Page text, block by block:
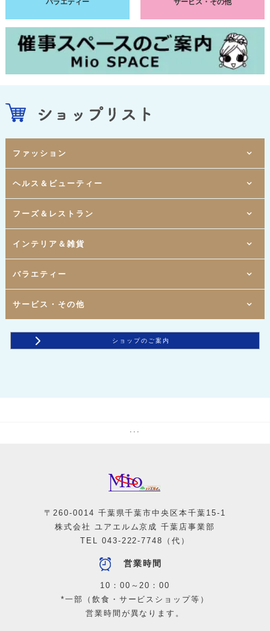
バラエティー サービス・その他
ファッション
Mio1-1F [ レディスウェア ]
DOSCH
Mio1-1F [ レディスウェア ]
ハニーズ
Mio1-1F [ きもの・和装小物 ]
BANKAN わものや
ヘルス＆ビューティー
Mio2-1F [ ヘアカット専門店 ]
ヘアーカット専門店 フレンドリー千葉中央駅店
Mio1-1F [ サプリメント ]
AENA
Mio1-1F [ ドラッグストア ]
マツモトキヨシ
Mio1-1F [ 整体 ]
カラダファクトリー
Mio1-1F [ 化粧品 ]
コスメティック シャイン
フーズ＆レストラン
Mio2-2F [ 串やき ]
鍛冶屋文蔵
Mio2-2F [ 寿司居酒屋 ]
すし屋 銀蔵
Mio2-1F [ コーヒーストア ]
スターバックスコーヒー
Mio1-1F [ ハンバーガー ]
モスバーガー
Mio1-1F [ フーズ&レストラン ]
わくわく広場
Mio1-1F [ 洋食ダイニングレストラン ]
ベリエール
Mio1-1F [ イタリアン ]
Italian Kitchen VANSAN 千葉中央Mio店
Mio1-1F [ ファストフード ]
インテリア＆雑貨
Mio1-1F [ 生活雑貨 ]
ボンメゾン
Mio2-1F [ 宝飾 ]
アールジェイジュエリーサービス
Mio1-1F [ 傘専門店 ]
ESPALIER Rain&Shine
バラエティー
Mio2-1F [ ペットショップ ]
DOG ＆ CAT JOKER
Mio1-2F [ 文化雑貨 ]
ダイソー
サービス・その他
Mio1-1F [ ゲームセンター ]
テクモピア
Mio2-1F [ ゲームセンター ]
ショップのご案内
〒260-0014 千葉県千葉市中央区本千葉15-1
株式会社 ユアエルム京成 千葉店事業部
TEL 043-222-7748 （代）
営業時間
10：00～20：00
*一部（飲食・サービスショップ等）
営業時間が異なります。